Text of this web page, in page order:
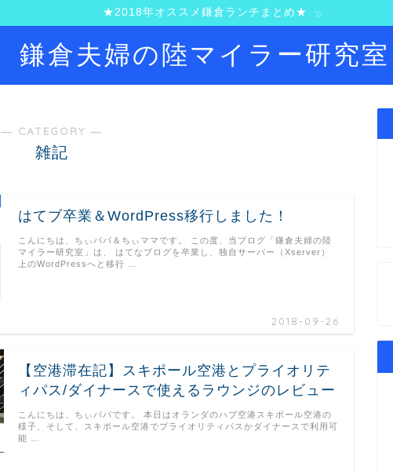
★2018年オススメ鎌倉ランチまとめ★
鎌倉夫婦の陸マイラー研究室
― CATEGORY ―
雑記
はてブ卒業＆WordPress移行しました！
2018-09-26
こんにちは、ちぃパパ＆ちぃママです。 この度、当ブログ「鎌倉夫婦の陸
マイラー研究室」は、 はてなブログを卒業し、独自サーバー（Xserver）
上のWordPressへと移行 …
【空港滞在記】スキポール空港とプライオリテ
ィパス/ダイナースで使えるラウンジのレビュー
こんにちは、ちぃパパです。 本日はオランダのハブ空港スキポール空港の
様子、そして、スキポール空港でプライオリティパスかダイナースで利用可
能 …